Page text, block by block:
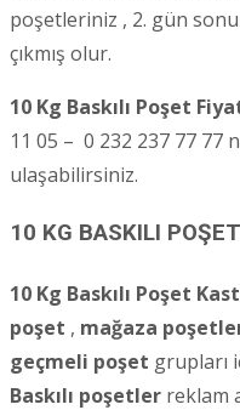
poşetleriniz , 2. gün
çıkmış olur.
10 Kg Baskılı Poşet
11 05 – 0 232 237 77 77
ulaşabilirsiniz.
10 KG BASKILI
10 Kg Baskılı Poşet
poşet , mağaza
geçmeli poşet grupları
Baskılı poşetler reklam